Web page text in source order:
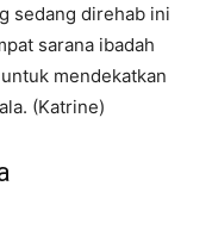
sedang direhab ini
sarana ibadah
mendekatkan
(Katrine)